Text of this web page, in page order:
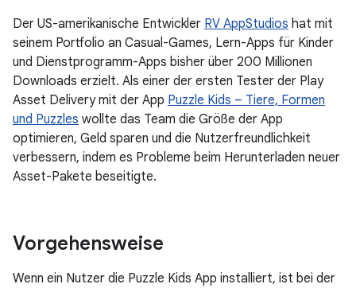
Der US-amerikanische Entwickler RV AppStudios hat mit
seinem Portfolio an Casual-Games, Lern-Apps für Kinder
und Dienstprogramm-Apps bisher über 200 Millionen
Downloads erzielt. Als einer der ersten Tester der Play
Asset Delivery mit der App Puzzle Kids – Tiere, Formen
und Puzzles wollte das Team die Größe der App
optimieren, Geld sparen und die Nutzerfreundlichkeit
verbessern, indem es Probleme beim Herunterladen neuer
Asset-Pakete beseitigte.
Vorgehensweise
Wenn ein Nutzer die Puzzle Kids App installiert, ist bei der